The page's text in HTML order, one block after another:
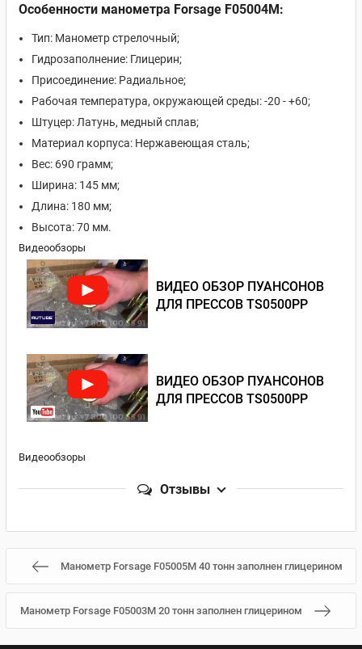
Особенности манометра Forsage F05004M:
Тип: Манометр стрелочный;
Гидрозаполнение: Глицерин;
Присоединение: Радиальное;
Рабочая температура, окружающей среды: -20 - +60;
Штуцер: Латунь, медный сплав;
Материал корпуса: Нержавеющая сталь;
Вес: 690 грамм;
Ширина: 145 мм;
Длина: 180 мм;
Высота: 70 мм.
Видеообзоры
ВИДЕО ОБЗОР ПУАНСОНОВ
ДЛЯ ПРЕССОВ TS0500PP
ВИДЕО ОБЗОР ПУАНСОНОВ
ДЛЯ ПРЕССОВ TS0500PP
Видеообзоры
Отзывы
Манометр Forsage F05005M 40 тонн заполнен глицерином
Манометр Forsage F05003M 20 тонн заполнен глицерином